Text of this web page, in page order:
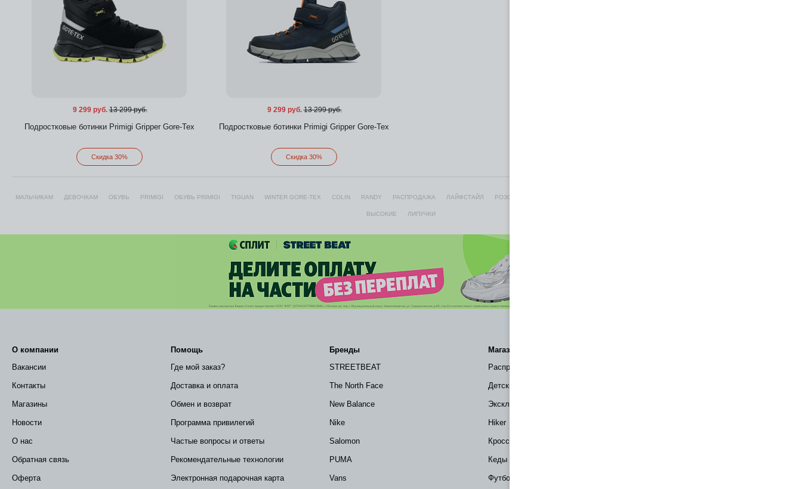
9 299 руб. 13 299 руб.
Подростковые ботинки Primigi Gripper Gore-Tex
Скидка 30%
9 299 руб. 13 299 руб.
Подростковые ботинки Primigi Gripper Gore-Tex
Скидка 30%
МАЛЬЧИКАМ ДЕВОЧКАМ ОБУВЬ PRIMIGI ОБУВЬ PRIMIGI TIGUAN WINTER GORE-TEX COLIN RANDY РАСПРОДАЖА ЛАЙФСТАЙЛ РОЗОВЫЕ
ВЫСОКИЕ ЛИПУЧКИ
О компании
Вакансии
Контакты
Магазины
Новости
О нас
Обратная связь
Оферта
Помощь
Где мой заказ?
Доставка и оплата
Обмен и возврат
Программа привилегий
Частые вопросы и ответы
Рекомендательные технологии
Электронная подарочная карта
Бренды
STREETBEAT
The North Face
New Balance
Nike
Salomon
PUMA
Vans
Магазин
Распродажа
Детские товары
Эксклюзивно в Street Beat
Hiker
Кроссовки
Кеды
Футболки и шорты